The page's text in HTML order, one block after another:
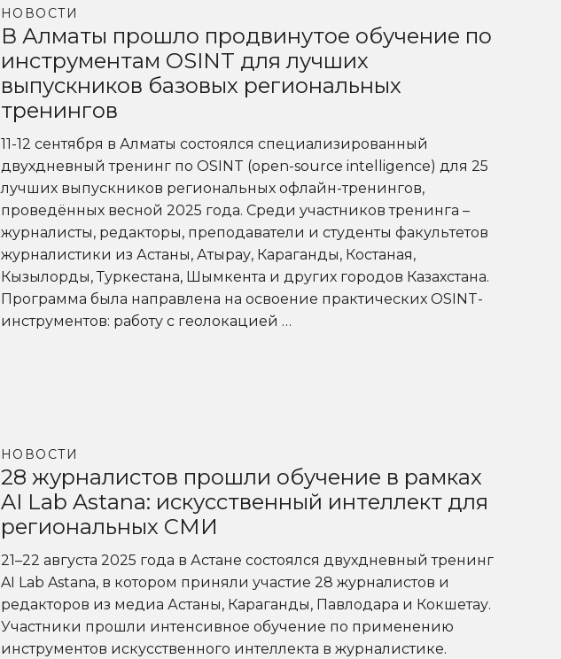
НОВОСТИ
В Алматы прошло продвинутое обучение по
инструментам OSINT для лучших
выпускников базовых региональных
тренингов
11-12 сентября в Алматы состоялся специализированный
двухдневный тренинг по OSINT (open-source intelligence) для 25
лучших выпускников региональных офлайн-тренингов,
проведённых весной 2025 года. Среди участников тренинга –
журналисты, редакторы, преподаватели и студенты факультетов
журналистики из Астаны, Атырау, Караганды, Костаная,
Кызылорды, Туркестана, Шымкента и других городов Казахстана.
Программа была направлена на освоение практических OSINT-
инструментов: работу с геолокацией …
НОВОСТИ
28 журналистов прошли обучение в рамках
AI Lab Astana: искусственный интеллект для
региональных СМИ
21–22 августа 2025 года в Астане состоялся двухдневный тренинг
AI Lab Astana, в котором приняли участие 28 журналистов и
редакторов из медиа Астаны, Караганды, Павлодара и Кокшетау.
Участники прошли интенсивное обучение по применению
инструментов искусственного интеллекта в журналистике.